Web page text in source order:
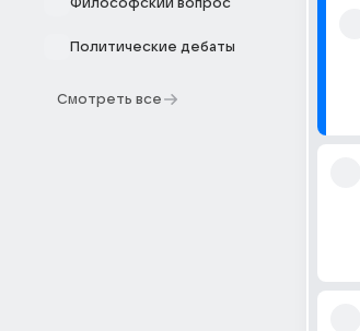
Философский вопрос
Политические дебаты
Смотреть все